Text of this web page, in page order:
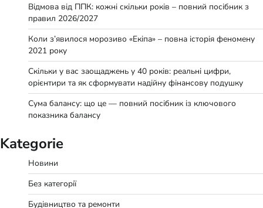
Відмова від ППК: кожні скільки років – повний посібник з
правил 2026/2027
Коли з’явилося морозиво «Екіпа» – повна історія феномену
2021 року
Скільки у вас заощаджень у 40 років: реальні цифри,
орієнтири та як сформувати надійну фінансову подушку
Сума балансу: що це — повний посібник із ключового
показника балансу
Kategorie
Новини
Без категорії
Будівництво та ремонти